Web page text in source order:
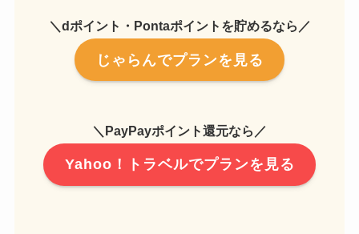
＼dポイント・Pontaポイントを貯めるなら／
じゃらんでプランを見る
＼PayPayポイント還元なら／
Yahoo！トラベルでプランを見る